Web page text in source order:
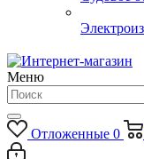
Меню
Отложенные 0